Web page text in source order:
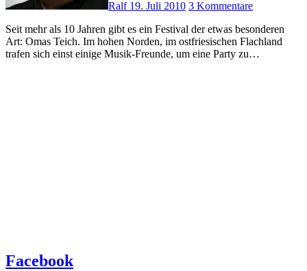
Ralf 19. Juli 2010 3 Kommentare
Seit mehr als 10 Jahren gibt es ein Festival der etwas besonderen
Art: Omas Teich. Im hohen Norden, im ostfriesischen Flachland
trafen sich einst einige Musik-Freunde, um eine Party zu…
Facebook